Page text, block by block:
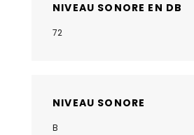
NIVEAU SONORE EN DB
72
NIVEAU SONORE
B